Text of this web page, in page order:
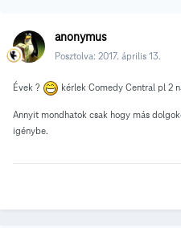
anonymus
Posztolva: 2017. április 13.
Évek ? kérlek Comedy Central pl 2
Annyit mondhatok csak hogy más
igénybe.